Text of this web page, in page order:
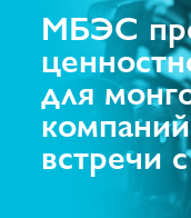
МБЭС
для
встречи